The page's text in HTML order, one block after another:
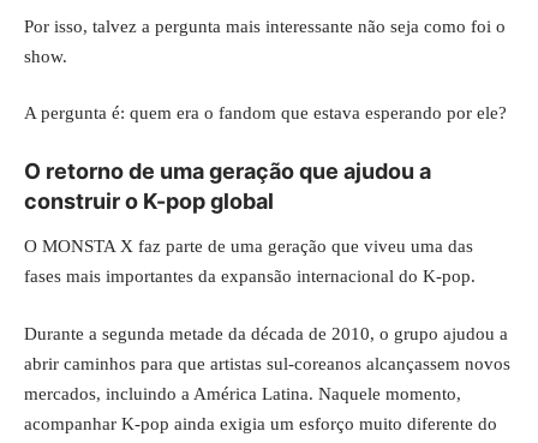
Por isso, talvez a pergunta mais interessante não seja como foi o
show.
A pergunta é: quem era o fandom que estava esperando por ele?
O retorno de uma geração que ajudou a
construir o K-pop global
O MONSTA X faz parte de uma geração que viveu uma das
fases mais importantes da expansão internacional do K-pop.
Durante a segunda metade da década de 2010, o grupo ajudou a
abrir caminhos para que artistas sul-coreanos alcançassem novos
mercados, incluindo a América Latina. Naquele momento,
acompanhar K-pop ainda exigia um esforço muito diferente do